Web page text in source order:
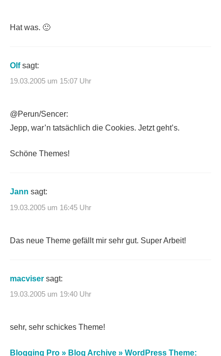
Hat was. 🙂
Olf sagt:
19.03.2005 um 15:07 Uhr
@Perun/Sencer:
Jepp, war’n tatsächlich die Cookies. Jetzt geht’s.
Schöne Themes!
Jann sagt:
19.03.2005 um 16:45 Uhr
Das neue Theme gefällt mir sehr gut. Super Arbeit!
macviser sagt:
19.03.2005 um 19:40 Uhr
sehr, sehr schickes Theme!
Blogging Pro » Blog Archive » WordPress Theme: